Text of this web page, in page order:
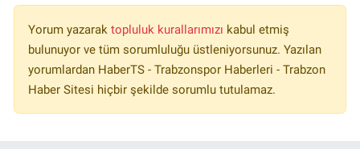
Yorum yazarak topluluk kurallarımızı kabul etmiş
bulunuyor ve tüm sorumluluğu üstleniyorsunuz. Yazılan
yorumlardan HaberTS - Trabzonspor Haberleri - Trabzon
Haber Sitesi hiçbir şekilde sorumlu tutulamaz.